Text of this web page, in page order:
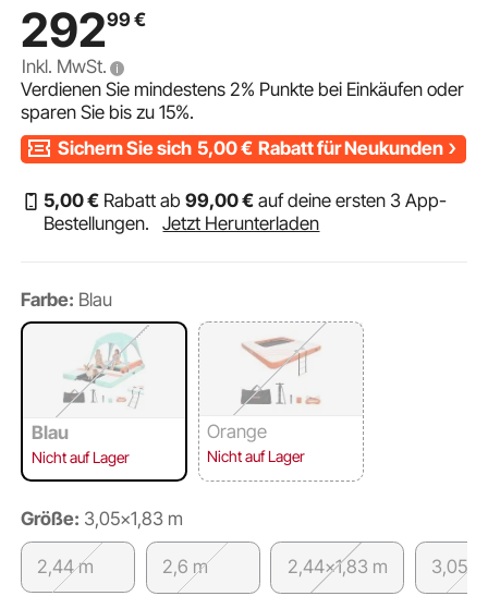
Meer
29299€
Inkl. MwSt.
Verdienen Sie mindestens2% Punkte bei Einkäufen oder
sparen Sie bis zu15%.
Sichern Sie sich 5,00€ Rabatt für Neukunden
5,00€ Rabatt ab99,00€ auf deine ersten 3 App-
Bestellungen.
Jetzt Herunterladen
Farbe: Blau
Blau
Nicht auf Lager
Orange
Nicht auf Lager
Größe: 3,05x1,83 m
2,44 m 2,6 m 2,44x1,83 m 3,05 m